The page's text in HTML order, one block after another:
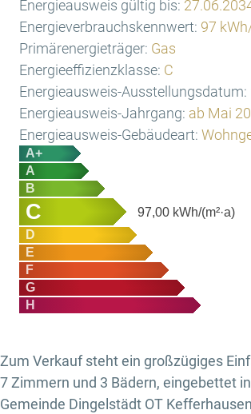
Energieausweis gültig bis:
Energieverbrauchskennwert: 97
Primärenergieträger: Gas
Energieeffizienzklasse: C
Energieausweis-Ausstellungsdatum:
Energieausweis-Jahrgang: ab Mai
Energieausweis-Gebäudeart:
A+
A
B
C 97,00 kWh/(m²·a)
D
E
F
G
H
Zum Verkauf steht ein großzügiges
7 Zimmern und 3 Bädern, eingebettet
Gemeinde Dingelstädt OT